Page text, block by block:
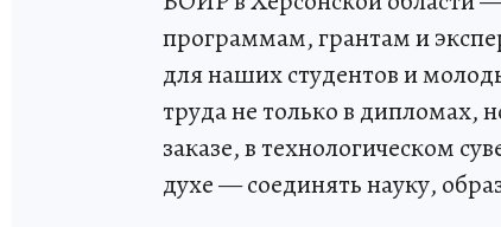
программам, грантам и
для наших студентов и
труда не только в дипломах,
заказе, в технологическом
духе — соединять науку,